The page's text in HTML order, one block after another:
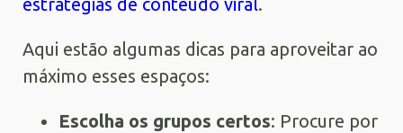
estratégias de conteúdo viral.
Aqui estão algumas dicas para aproveitar ao
máximo esses espaços:
Escolha os grupos certos: Procure por